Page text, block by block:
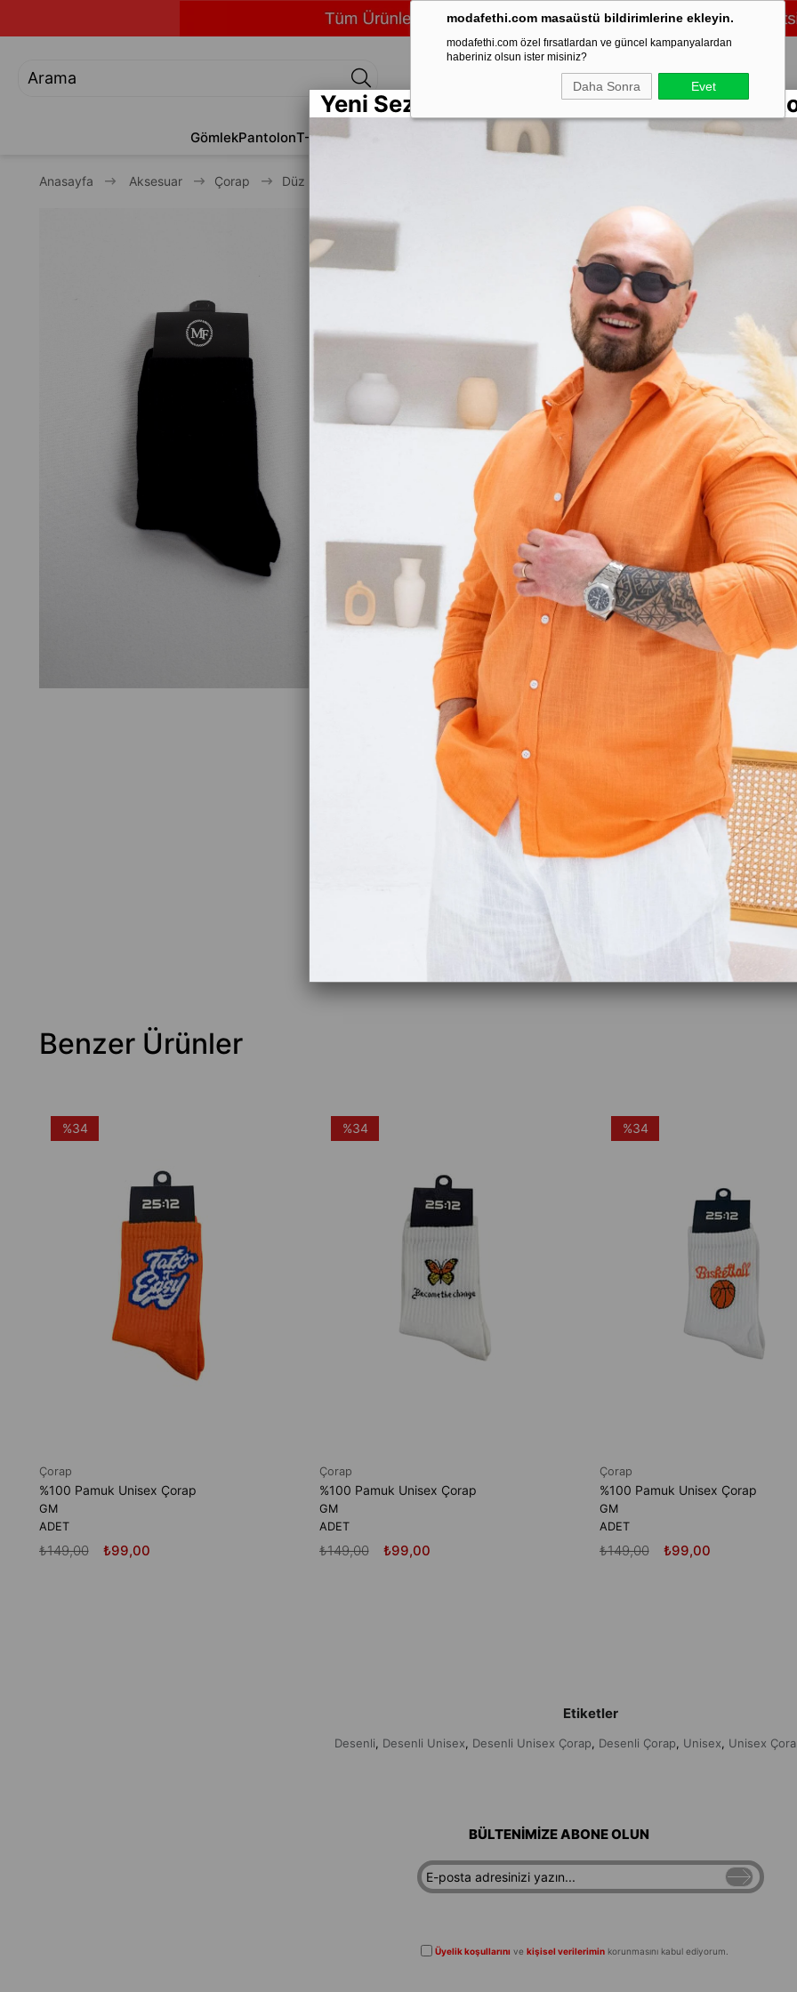
modafethi.com masaüstü bildirimlerine ekleyin.
modafethi.com özel fırsatlardan ve güncel kampanyalardan
haberiniz olsun ister misiniz?
Daha Sonra Evet
GömlekPantolonT-ShirtJean Eşofman Ayakkabı Mevsimlik Mont & Kaban
Anasayfa Aksesuar Çorap Düz Siyah Unisex Çorap
Düz
İndirim
İstek
Fiyat
Yorumlar
Ödeme
Ürün
Benzer Ürünler
Çorap
%100 Pamuk Unisex Çorap
GM
ADET
₺99,00
₺149,00
%34
Çorap
%100 Pamuk Unisex Çorap
GM
ADET
₺99,00
₺149,00
%34
Çorap
%100 Pamuk Unisex Çorap
GM
ADET
₺99,00
₺149,00
%34
Etiketler
Desenli, Desenli Unisex, Desenli Unisex Çorap, Desenli Çorap, Unisex, Unisex
BÜLTENİMİZE ABONE OLUN
Üyelik koşullarını ve kişisel verileriminkorunmasını kabul ediyorum.
Yeni Sezon Rengarenk Keten Gömlekler